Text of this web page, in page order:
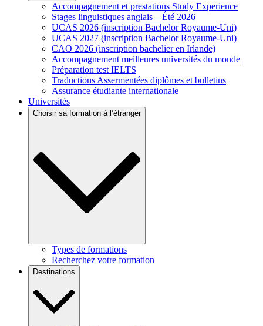
Accompagnement et prestations Study Experience
Stages linguistiques anglais – Été 2026
UCAS 2026 (inscription Bachelor Royaume-Uni)
UCAS 2027 (inscription Bachelor Royaume-Uni)
CAO 2026 (inscription bachelier en Irlande)
Accompagnement meilleures universités du monde
Préparation test IELTS
Traductions Assermentées diplômes et bulletins
Assurance étudiante internationale
Universités
Choisir sa formation à l’étranger
Types de formations
Recherchez votre formation
Destinations